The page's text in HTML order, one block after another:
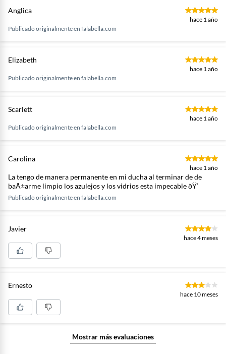
Anglica
hace 1 año
Publicado originalmente en falabella.com
Elizabeth
hace 1 año
Publicado originalmente en falabella.com
Scarlett
hace 1 año
Publicado originalmente en falabella.com
Carolina
hace 1 año
La tengo de manera permanente en mi ducha al terminar de de
baÃ±arme limpio los azulejos y los vidrios esta impecable ðŸ‘
Publicado originalmente en falabella.com
Javier
hace 4 meses
Ernesto
hace 10 meses
Mostrar más evaluaciones